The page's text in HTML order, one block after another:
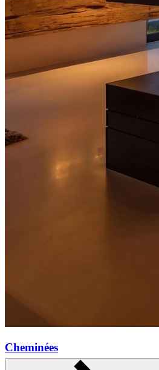
Cheminées